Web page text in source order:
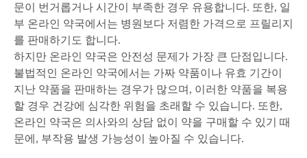
문이 번거롭거나 시간이 부족한 경우 유용합니다. 또한, 일
부 온라인 약국에서는 병원보다 저렴한 가격으로 프릴리지
를 판매하기도 합니다.
하지만 온라인 약국은 안전성 문제가 가장 큰 단점입니다.
불법적인 온라인 약국에서는 가짜 약품이나 유효 기간이
지난 약품을 판매하는 경우가 많으며, 이러한 약품을 복용
할 경우 건강에 심각한 위험을 초래할 수 있습니다. 또한,
온라인 약국은 의사와의 상담 없이 약을 구매할 수 있기 때
문에, 부작용 발생 가능성이 높아질 수 있습니다.